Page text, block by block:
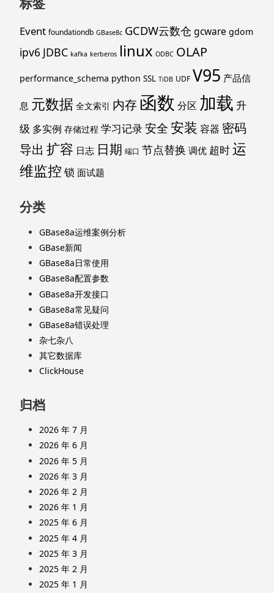
Event foundationdb GBase8c GCDW云数仓 gcware gdom
ipv6 JDBC kafka kerberos linux ODBC OLAP
performance_schema python SSL TiDB UDF V95 产品信
息 元数据 全文索引 内存函数 分区 加载 升
级 多实例 存储过程 学习记录安全安装 容器 密码
导出 扩容 日志 日期 端口 节点替换 调优 超时运
维监控 锁 面试题
分类
GBase8a运维案例分析
GBase新闻
GBase8a日常使用
GBase8a配置参数
GBase8a开发接口
GBase8a常见疑问
GBase8a错误处理
杂七杂八
其它数据库
ClickHouse
归档
2026 年 7 月
2026 年 6 月
2026 年 5 月
2026 年 3 月
2026 年 2 月
2026 年 1 月
2025 年 6 月
2025 年 4 月
2025 年 3 月
2025 年 2 月
2025 年 1 月